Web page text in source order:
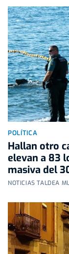
POLÍTICA
Hallan otro
elevan a 83
masiva del
NOTICIAS TALDEA